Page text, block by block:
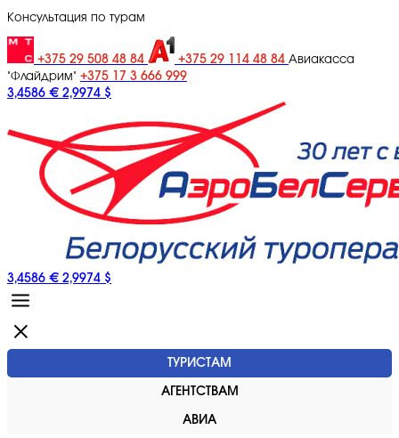
Консультация по турам
+375 29 508 48 84 +375 29 114 48 84 Авиакасса
"Флайдрим" +375 17 3 666 999
3,4586 € 2,9974 $
3,4586 € 2,9974 $
ТУРИСТАМ
АГЕНТСТВАМ
АВИА